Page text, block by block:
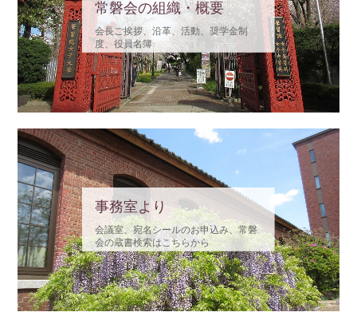
常磐会の組織・概要
会長ご挨拶、沿革、活動、奨学金制
度、役員名簿
事務室より
会議室、宛名シールのお申込み、常磐
会の蔵書検索はこちらから